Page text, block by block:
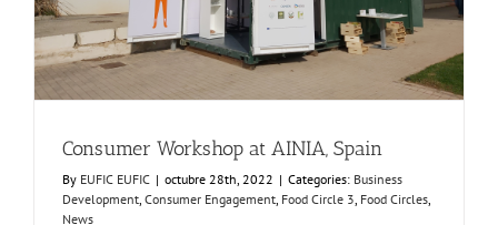
Consumer Workshop at AINIA, Spain
By EUFIC EUFIC | octubre 28th, 2022 | Categories: Business
Development, Consumer Engagement, Food Circle 3, Food Circles,
News